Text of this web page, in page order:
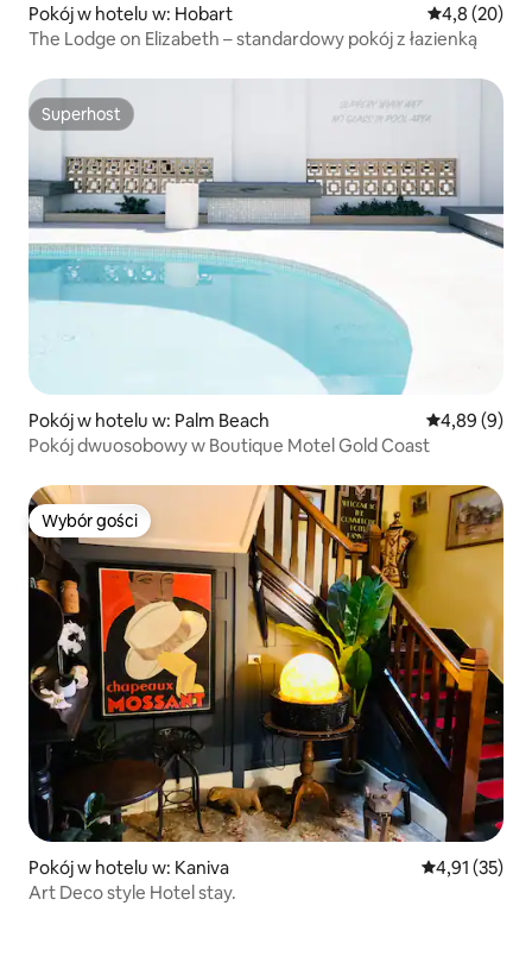
Pokój w hotelu w: Hobart Średnia
4,8 (20)
The Lodge on Elizabeth – standardowy pokój z łazienką
Superhost
Superhost
Pokój w hotelu w: Palm Beach Średnia
4,89 (9)
Pokój dwuosobowy w Boutique Motel Gold Coast
Wybór gości
Wybór gości
Pokój w hotelu w: Kaniva Średnia
4,91 (35)
Art Deco style Hotel stay.